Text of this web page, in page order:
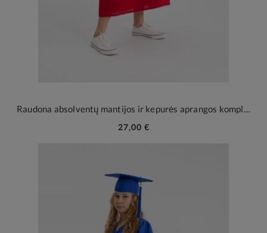
Raudona absolventų mantijos ir kepurės aprangos komplektas
27,00 €